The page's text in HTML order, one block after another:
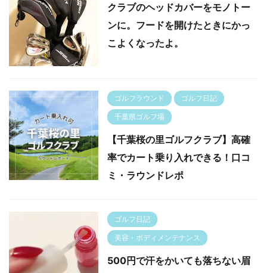
クラブのヘッドカバーをモノトー
ンに。フードを開けたときにかっ
こよくなったよ。
ゴルフラウンド ゴルフ日記
千葉県ゴルフ場
【千葉桜の里ゴルフクラブ】高確
率でカート乗り入れできる！口コ
ミ・ラウンドレポ
ゴルフ日記
美容・ボディメンテナンス
500円で汗をかいても落ちない眉